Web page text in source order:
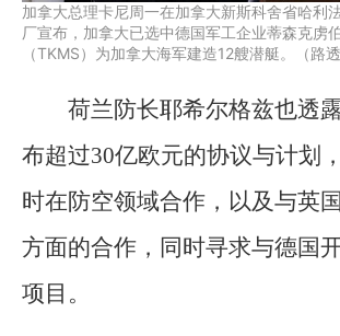
加拿大总理卡尼周一在加拿大新斯科舍省哈利
厂宣布，加拿大已选中德国军工企业蒂森克虏
（TKMS）为加拿大海军建造12艘潜艇。（路透
荷兰防长耶希尔格兹也透
布超过30亿欧元的协议与计划
时在防空领域合作，以及与英
方面的合作，同时寻求与德国
项目。